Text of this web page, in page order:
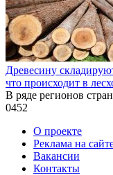
Древесину
что происходит в
В ряде регионов
0452
О проекте
Реклама на
Вакансии
Контакты